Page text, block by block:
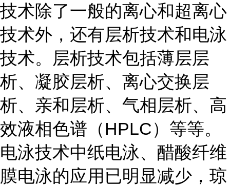
技术除了一般的离心和超离心
技术外，还有层析技术和电泳
技术。层析技术包括薄层层
析、凝胶层析、离心交换层
析、亲和层析、气相层析、高
效液相色谱（HPLC）等等。
电泳技术中纸电泳、醋酸纤维
膜电泳的应用已明显减少，琼